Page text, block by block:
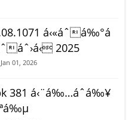
á‹«áˆá‰°á
2025
01, 2026
381 á‹¨á‰…áˆ­á‰¥